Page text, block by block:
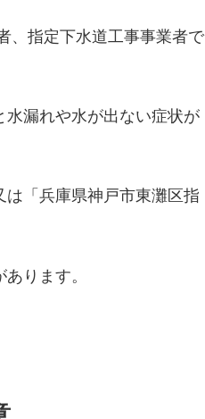
、指定下水道工事事業者で
漏れや水が出ない症状が
「兵庫県神戸市東灘区指
ります。